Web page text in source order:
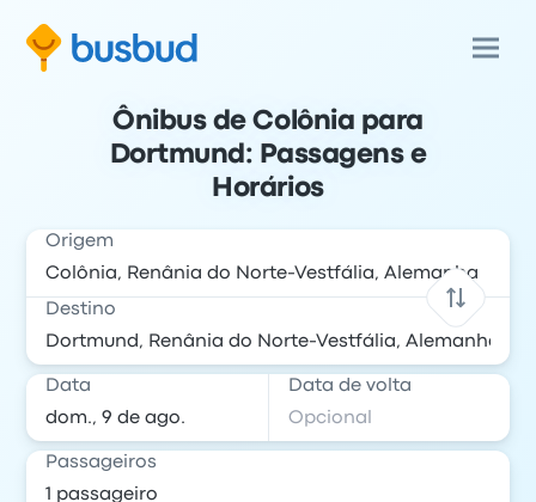
Ônibus de Colônia para
Dortmund: Passagens e
Horários
Origem
Destino
Data Data de volta
Passageiros